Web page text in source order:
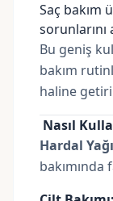
Saç bakım
sorunlarını
Bu geniş
bakım
haline
Nasıl
Hardal
bakımında